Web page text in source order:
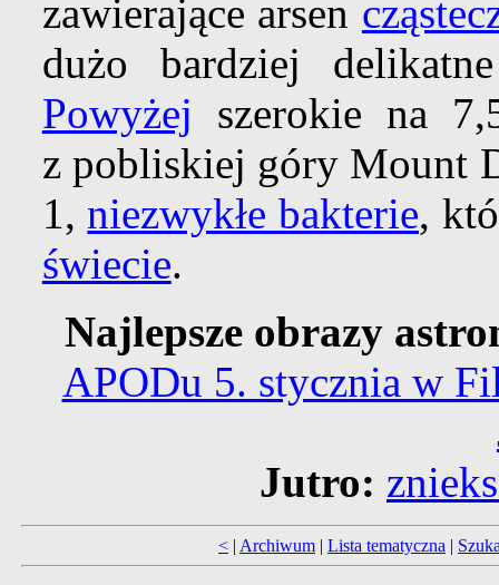
zawierające arsen
dużo bardziej
Powyżej szerokie na
z pobliskiej góry Mount
1, niezwykłe bakterie,
świecie.
Najlepsze obrazy
APODu 5. stycznia w
Jutro:
< | Archiwum | Lista tematyczna |